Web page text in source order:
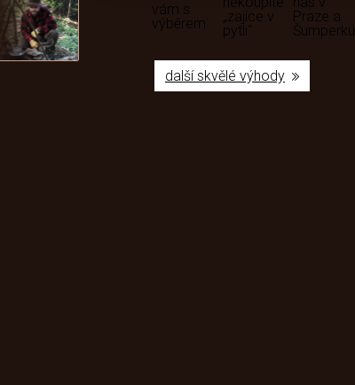
vám s
výběrem
„zajíce v
pytli“
Praze a
Šumperku
další skvělé výhody